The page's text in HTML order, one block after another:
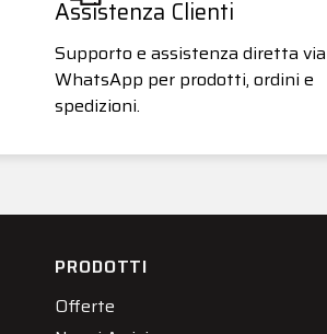
Assistenza Clienti
Supporto e assistenza diretta via
WhatsApp per prodotti, ordini e
spedizioni.
PRODOTTI
Offerte